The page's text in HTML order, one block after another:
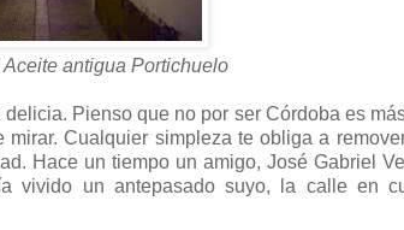
antigua Portichuelo
Pienso que no por ser Córdoba es
Cualquier simpleza te obliga a
Hace un tiempo un amigo, José Gabriel
vivido un antepasado suyo, la calle en